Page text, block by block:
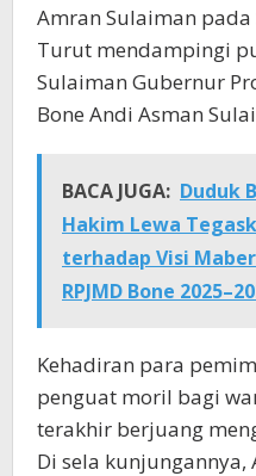
Amran Sulaiman pada
Turut mendampingi
Sulaiman Gubernur
Bone Andi Asman
BACA JUGA: Duduk
Hakim Lewa
terhadap Visi
RPJMD Bone
Kehadiran para
penguat moril bagi
terakhir berjuang
Di sela